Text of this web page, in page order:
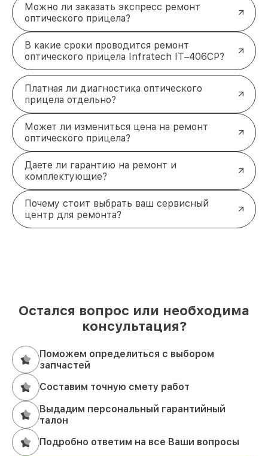
Можно ли заказать экспресс ремонт
оптического прицела?
В какие сроки проводится ремонт
оптического прицела Infratech IT–406СP?
Платная ли диагностика оптического
прицела отдельно?
Может ли измениться цена на ремонт
оптического прицела?
Даете ли гарантию на ремонт и
комплектующие?
Почему стоит выбрать ваш сервисный
центр для ремонта?
Остался вопрос или необходима
консультация?
Поможем определиться с выбором
запчастей
Составим точную смету работ
Выдадим персональный гарантийный
талон
Подробно ответим на все Ваши вопросы